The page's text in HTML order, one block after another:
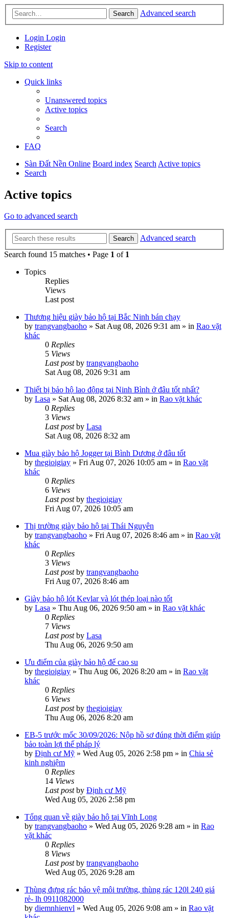
Search Advanced search
Login Login
Register
Skip to content
Quick links
Unanswered topics
Active topics
Search
FAQ
Sàn Đất Nền Online Board index Search Active topics
Search
Active topics
Go to advanced search
Search
Advanced search
Search found 15 matches • Page 1 of 1
Topics
Replies
Views
Last post
Thương hiệu giày bảo hộ tại Bắc Ninh bán chạy
by trangvangbaoho » Sat Aug 08, 2026 9:31 am » in Rao vặt
khác
0 Replies
5 Views
Last postby trangvangbaoho
Sat Aug 08, 2026 9:31 am
Thiết bị bảo hộ lao động tại Ninh Bình ở đâu tốt nhất?
by Lasa » Sat Aug 08, 2026 8:32 am » in Rao vặt khác
0 Replies
3 Views
Last postby Lasa
Sat Aug 08, 2026 8:32 am
Mua giày bảo hộ Jogger tại Bình Dương ở đâu tốt
by thegioigiay » Fri Aug 07, 2026 10:05 am » in Rao vặt
khác
0 Replies
6 Views
Last postby thegioigiay
Fri Aug 07, 2026 10:05 am
Thị trường giày bảo hộ tại Thái Nguyên
by trangvangbaoho » Fri Aug 07, 2026 8:46 am » in Rao vặt
khác
0 Replies
3 Views
Last postby trangvangbaoho
Fri Aug 07, 2026 8:46 am
Giày bảo hộ lót Kevlar và lót thép loại nào tốt
by Lasa » Thu Aug 06, 2026 9:50 am » in Rao vặt khác
0 Replies
7 Views
Last postby Lasa
Thu Aug 06, 2026 9:50 am
Ưu điểm của giày bảo hộ đế cao su
by thegioigiay » Thu Aug 06, 2026 8:20 am » in Rao vặt
khác
0 Replies
6 Views
Last postby thegioigiay
Thu Aug 06, 2026 8:20 am
EB-5 trước mốc 30/09/2026: Nộp hồ sơ đúng thời điểm giúp
bảo toàn lợi thế pháp lý
by Định cư Mỹ » Wed Aug 05, 2026 2:58 pm » in Chia sẻ
kinh nghiệm
0 Replies
14 Views
Last postby Định cư Mỹ
Wed Aug 05, 2026 2:58 pm
Tổng quan về giày bảo hộ tại Vĩnh Long
by trangvangbaoho » Wed Aug 05, 2026 9:28 am » in Rao
vặt khác
0 Replies
8 Views
Last postby trangvangbaoho
Wed Aug 05, 2026 9:28 am
Thùng đựng rác bảo vệ môi trường, thùng rác 120l 240 giá
rẻ- lh 0911082000
by diemnhienvl » Wed Aug 05, 2026 9:08 am » in Rao vặt